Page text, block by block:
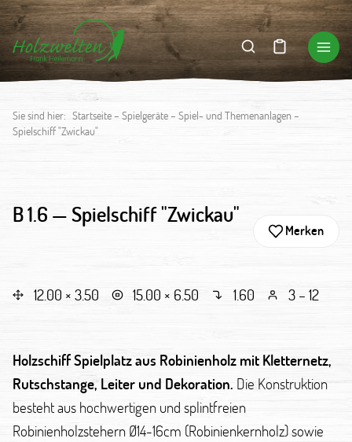
Sie sind hier: Startseite– Spielgeräte– Spiel- und Themenanlagen –
Spielschiff "Zwickau"
B 1.6 —Spielschiff "Zwickau"
Merken
12.00 × 3.50 15.00 × 6.50 1.60 3 – 12
Holzschiff Spielplatz aus Robinienholz mit Kletternetz,
Rutschstange, Leiter und Dekoration. Die Konstruktion
besteht aus hochwertigen und splintfreien
Robinienholzstehern Ø14-16cm (Robinienkernholz) sowie